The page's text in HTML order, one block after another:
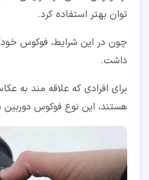
توان بهتر استفاده کرد.
چون در این شرایط، فوکوس
داشت.
برای افرادی که علاقه مند به
هستند، این نوع فوکوس